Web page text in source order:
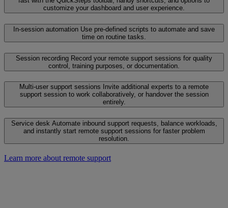
customize your dashboard and user experience.
In-session automation Use pre-defined scripts to automate and save
time on routine tasks.
Session recording Record your remote support sessions for quality
control, training purposes, or documentation.
Multi-user support sessions
Invite additional experts to a remote
support session to work collaboratively, or handover the session
entirely.
Service desk Automate inbound support requests, balance workloads,
and instantly start remote support sessions for faster problem
resolution.
Learn more about remote support